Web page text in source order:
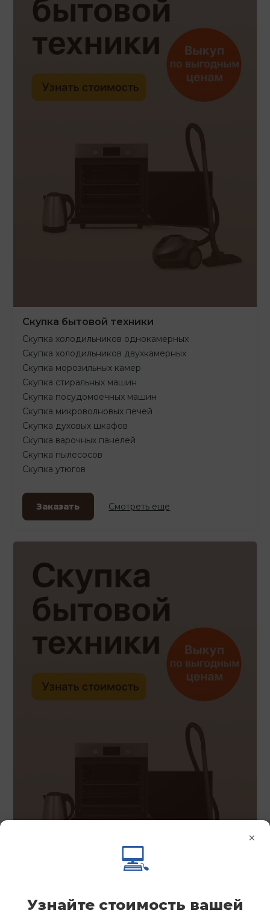
Скупка бытовой техники
Скупка холодильников однокамерных
Скупка холодильников двухкамерных
Скупка морозильных камер
Скупка стиральных машин
Скупка посудомоечных машин
Скупка микроволновых печей
Скупка духовых шкафов
Скупка варочных панелей
Скупка пылесосов
Скупка утюгов
Заказать Смотреть еще
×
💻
Узнайте стоимость вашей